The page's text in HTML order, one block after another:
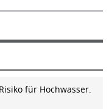
für Hochwasser.